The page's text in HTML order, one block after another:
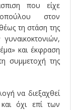
που είχε
στον
τη στάση της
και έκφραση
συμμετοχή της
να διεξαχθεί
όχι επί των